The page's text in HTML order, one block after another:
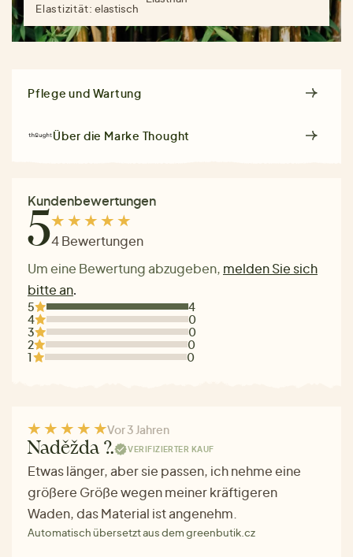
Elastizität:elastisch
Pflege und Wartung
Über die Marke Thought
Kundenbewertungen
54 Bewertungen
Um eine Bewertung abzugeben, melden Sie sich
bitte an.
5
4
4
0
3
0
2
0
1
0
Vor 3 Jahren
Naděžda ?. VERIFIZIERTER KAUF
Etwas länger, aber sie passen, ich nehme eine
größere Größe wegen meiner kräftigeren
Waden, das Material ist angenehm.
Automatisch übersetzt aus dem greenbutik.cz